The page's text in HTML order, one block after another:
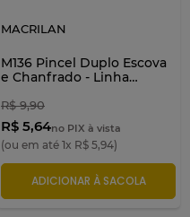
MACRILAN
M136 Pincel Duplo Escova
e Chanfrado - Linha
R$ 9,90
R$ 5,64no PIX à vista
(ou em até 1x R$ 5,94)
ADICIONAR À SACOLA